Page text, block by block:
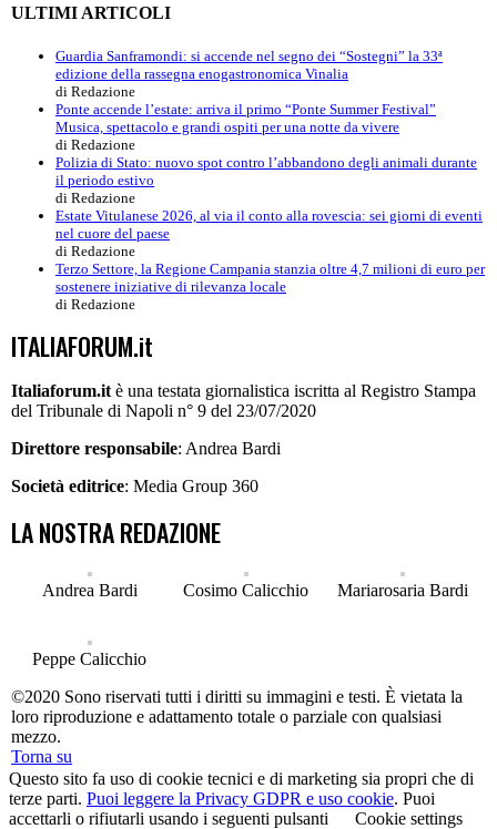
ULTIMI ARTICOLI
Guardia Sanframondi: si accende nel segno dei “Sostegni” la 33ª
edizione della rassegna enogastronomica Vinalia
di Redazione
Ponte accende l’estate: arriva il primo “Ponte Summer Festival”
Musica, spettacolo e grandi ospiti per una notte da vivere
di Redazione
Polizia di Stato: nuovo spot contro l’abbandono degli animali durante
il periodo estivo
di Redazione
Estate Vitulanese 2026, al via il conto alla rovescia: sei giorni di eventi
nel cuore del paese
di Redazione
Terzo Settore, la Regione Campania stanzia oltre 4,7 milioni di euro per
sostenere iniziative di rilevanza locale
di Redazione
ITALIAFORUM.it
Italiaforum.it è una testata giornalistica iscritta al Registro Stampa
del Tribunale di Napoli n° 9 del 23/07/2020
Direttore responsabile: Andrea Bardi
Società editrice: Media Group 360
LA NOSTRA REDAZIONE
Andrea Bardi Cosimo Calicchio Mariarosaria Bardi
Peppe Calicchio
©2020 Sono riservati tutti i diritti su immagini e testi. È vietata la
loro riproduzione e adattamento totale o parziale con qualsiasi
mezzo.
Torna su
Questo sito fa uso di cookie tecnici e di marketing sia propri che di
terze parti. Puoi leggere la Privacy GDPR e uso cookie. Puoi
accettarli o rifiutarli usando i seguenti pulsanti
Cookie settings